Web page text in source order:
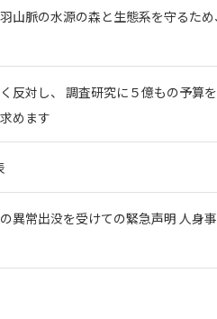
山脈の水源の森と生態系を守るた
反対し、 調査研究に５億もの予算
めます
常出没を受けての緊急声明 人身